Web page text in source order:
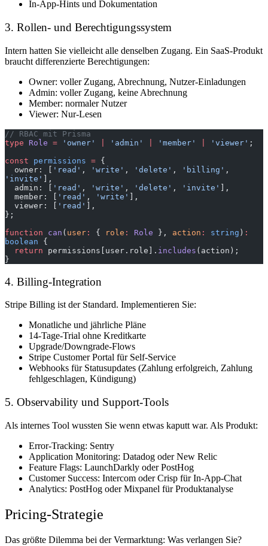
In-App-Hints und Dokumentation
3. Rollen- und Berechtigungssystem
Intern hatten Sie vielleicht alle denselben Zugang. Ein SaaS-Produkt
braucht differenzierte Berechtigungen:
Owner: voller Zugang, Abrechnung, Nutzer-Einladungen
Admin: voller Zugang, keine Abrechnung
Member: normaler Nutzer
Viewer: Nur-Lesen
// RBAC mit Prisma
type Role = 'owner' 'admin' 'member' 'viewer' ;
const permissions = {
  owner: [
'read' , 'write' , 'delete' , 'billing'
'invite'
],
  admin: [
'read' , 'write' , 'delete' , 'invite'
],
  member: [
'read' , 'write'
],
  viewer: [
'read'
],
};
function can ( user : { role : Role }, action : string ) :
boolean {
  return
permissions[user.role]. includes (action);
}
4. Billing-Integration
Stripe Billing ist der Standard. Implementieren Sie:
Monatliche und jährliche Pläne
14-Tage-Trial ohne Kreditkarte
Upgrade/Downgrade-Flows
Stripe Customer Portal für Self-Service
Webhooks für Statusupdates (Zahlung erfolgreich, Zahlung
fehlgeschlagen, Kündigung)
5. Observability und Support-Tools
Als internes Tool wussten Sie wenn etwas kaputt war. Als Produkt:
Error-Tracking: Sentry
Application Monitoring: Datadog oder New Relic
Feature Flags: LaunchDarkly oder PostHog
Customer Success: Intercom oder Crisp für In-App-Chat
Analytics: PostHog oder Mixpanel für Produktanalyse
Pricing-Strategie
Das größte Dilemma bei der Vermarktung: Was verlangen Sie?